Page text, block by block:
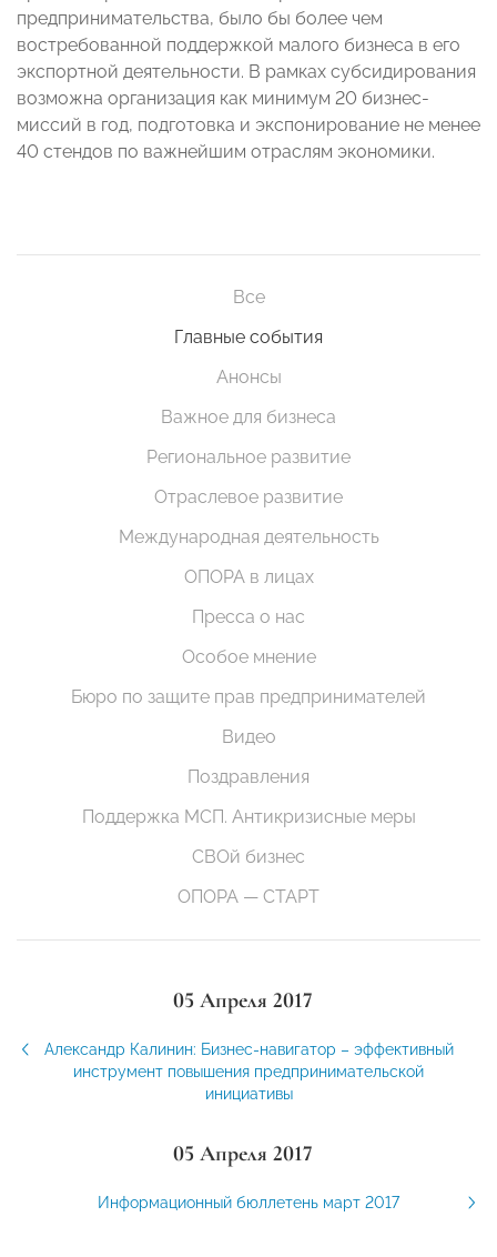
предпринимательства, было бы более чем
востребованной поддержкой малого бизнеса в его
экспортной деятельности. В рамках субсидирования
возможна организация как минимум 20 бизнес-
миссий в год, подготовка и экспонирование не менее
40 стендов по важнейшим отраслям экономики.
Все
Главные события
Анонсы
Важное для бизнеса
Региональное развитие
Отраслевое развитие
Международная деятельность
ОПОРА в лицах
Пресса о нас
Особое мнение
Бюро по защите прав предпринимателей
Видео
Поздравления
Поддержка МСП. Антикризисные меры
СВОй бизнес
ОПОРА — СТАРТ
05 Апреля 2017
Александр Калинин: Бизнес-навигатор – эффективный
инструмент повышения предпринимательской
инициативы
05 Апреля 2017
Информационный бюллетень март 2017